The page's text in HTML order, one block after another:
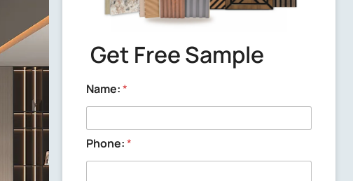
Get Free Sample
Name:*
Phone:*